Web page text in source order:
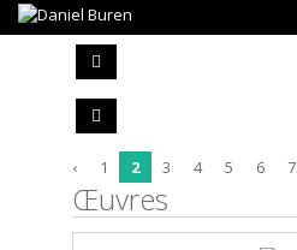
‹ 1 2 3 4 5 6 7
Œuvres